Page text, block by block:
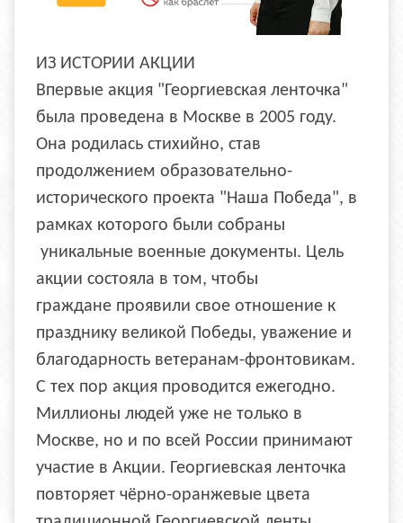
ИЗ ИСТОРИИ АКЦИИ
Впервые акция "Георгиевская ленточка"
была проведена в Москве в 2005 году.
Она родилась стихийно, став
продолжением образовательно-
исторического проекта "Наша Победа", в
рамках которого были собраны
уникальные военные документы. Цель
акции состояла в том, чтобы
граждане проявили свое отношение к
празднику великой Победы, уважение и
благодарность ветеранам-фронтовикам.
С тех пор акция проводится ежегодно.
Миллионы людей уже не только в
Москве, но и по всей России принимают
участие в Акции. Георгиевская ленточка
повторяет чёрно-оранжевые цвета